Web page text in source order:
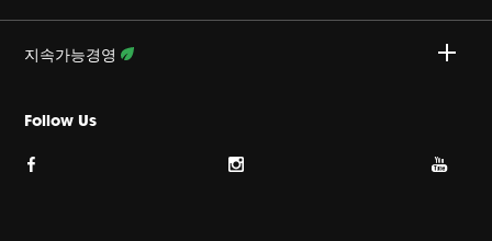
쿠키 정책
이용약관
사이트맵
업무시간
월~금, 오전 9시 ~ 오후 6시
지속가능경영
활동 상세보기
Follow Us